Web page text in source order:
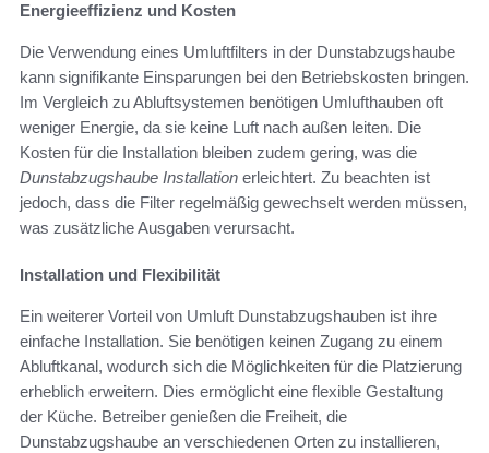
Energieeffizienz und Kosten
Die Verwendung eines Umluftfilters in der Dunstabzugshaube
kann signifikante Einsparungen bei den Betriebskosten bringen.
Im Vergleich zu Abluftsystemen benötigen Umlufthauben oft
weniger Energie, da sie keine Luft nach außen leiten. Die
Kosten für die Installation bleiben zudem gering, was die
Dunstabzugshaube Installation erleichtert. Zu beachten ist
jedoch, dass die Filter regelmäßig gewechselt werden müssen,
was zusätzliche Ausgaben verursacht.
Installation und Flexibilität
Ein weiterer Vorteil von Umluft Dunstabzugshauben ist ihre
einfache Installation. Sie benötigen keinen Zugang zu einem
Abluftkanal, wodurch sich die Möglichkeiten für die Platzierung
erheblich erweitern. Dies ermöglicht eine flexible Gestaltung
der Küche. Betreiber genießen die Freiheit, die
Dunstabzugshaube an verschiedenen Orten zu installieren,